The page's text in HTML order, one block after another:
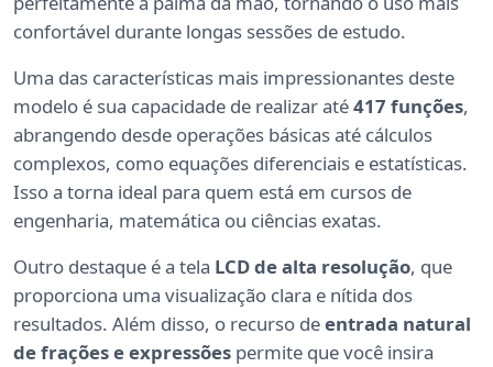
confortável durante longas sessões de estudo.
Uma das características mais impressionantes deste
modelo é sua capacidade de realizar até417 funções,
abrangendo desde operações básicas até cálculos
complexos, como equações diferenciais e estatísticas.
Isso a torna ideal para quem está em cursos de
engenharia, matemática ou ciências exatas.
Outro destaque é a tela LCD de alta resolução, que
proporciona uma visualização clara e nítida dos
resultados. Além disso, o recurso deentrada natural
de frações e expressões permite que você insira